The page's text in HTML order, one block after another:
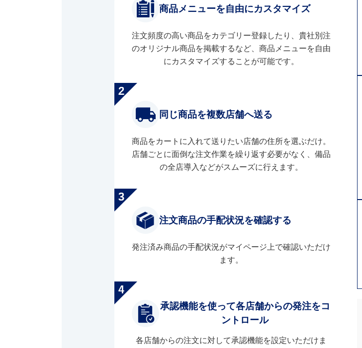
商品メニューを自由にカスタマイズ
注文頻度の高い商品をカテゴリー登録したり、貴社別注
のオリジナル商品を掲載するなど、商品メニューを自由
にカスタマイズすることが可能です。
同じ商品を複数店舗へ送る
商品をカートに入れて送りたい店舗の住所を選ぶだけ。
店舗ごとに面倒な注文作業を繰り返す必要がなく、備品
の全店導入などがスムーズに行えます。
注文商品の手配状況を確認する
発注済み商品の手配状況がマイページ上で確認いただけ
ます。
承認機能を使って各店舗からの発注をコ
ントロール
各店舗からの注文に対して承認機能を設定いただけま